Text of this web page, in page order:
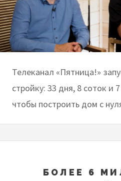
Телеканал «Пятница!»
стройку: 33 дня, 8 соток и
чтобы построить дом с
БОЛЕЕ 6